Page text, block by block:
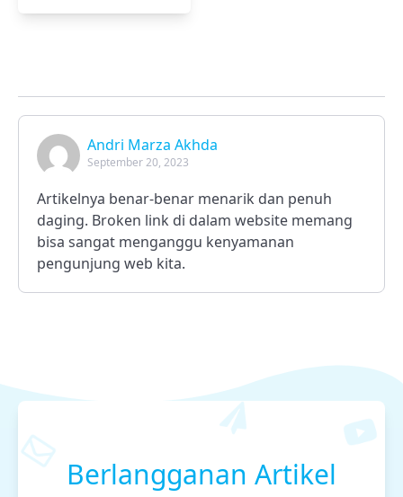
Andri Marza Akhda
September 20, 2023
Artikelnya benar-benar menarik dan penuh
daging. Broken link di dalam website memang
bisa sangat menganggu kenyamanan
pengunjung web kita.
Berlangganan Artikel